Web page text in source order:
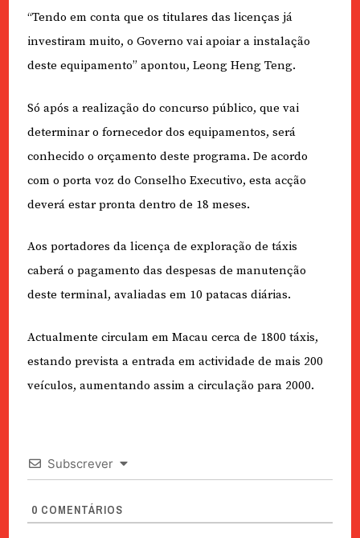
“Tendo em conta que os titulares das licenças já
investiram muito, o Governo vai apoiar a instalação
deste equipamento” apontou, Leong Heng Teng.
Só após a realização do concurso público, que vai
determinar o fornecedor dos equipamentos, será
conhecido o orçamento deste programa. De acordo
com o porta voz do Conselho Executivo, esta acção
deverá estar pronta dentro de 18 meses.
Aos portadores da licença de exploração de táxis
caberá o pagamento das despesas de manutenção
deste terminal, avaliadas em 10 patacas diárias.
Actualmente circulam em Macau cerca de 1800 táxis,
estando prevista a entrada em actividade de mais 200
veículos, aumentando assim a circulação para 2000.
Subscrever
0 COMENTÁRIOS